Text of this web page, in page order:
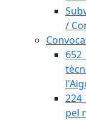
/
pel